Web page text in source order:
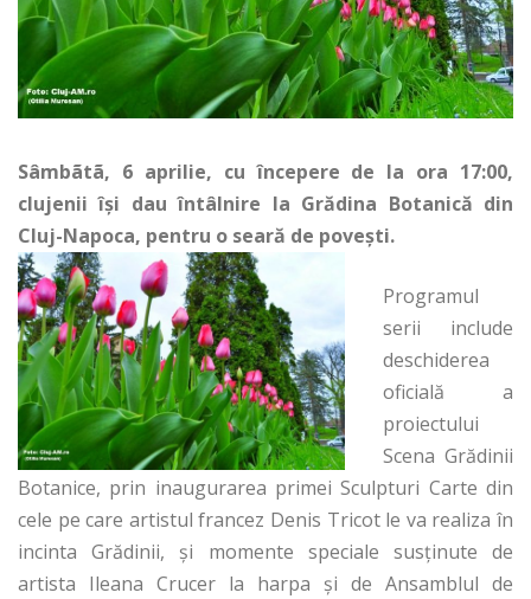
Sâmbãtã, 6 aprilie, cu începere de la ora 17:00,
clujenii îşi dau întâlnire la Grădina Botanică din
Cluj-Napoca, pentru o seară de poveşti.
Programul
serii include
deschiderea
oficială a
proiectului
Scena Grădinii
Botanice, prin inaugurarea primei Sculpturi Carte din
cele pe care artistul francez Denis Tricot le va realiza în
incinta Grădinii, şi momente speciale susţinute de
artista Ileana Crucer la harpa şi de Ansamblul de